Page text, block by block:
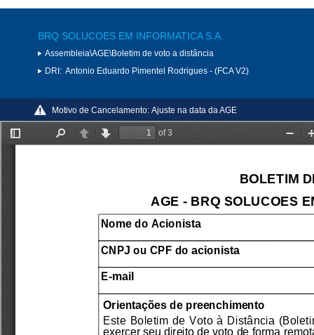
BRQ SOLUCOES EM INFORMATICA S.A.
Assembleia\AGE\Boletim de voto a distância
DRI: Antonio Eduardo Pimentel Rodrigues - (FCA V2)
Motivo de Cancelamento: Ajuste na data da AGE